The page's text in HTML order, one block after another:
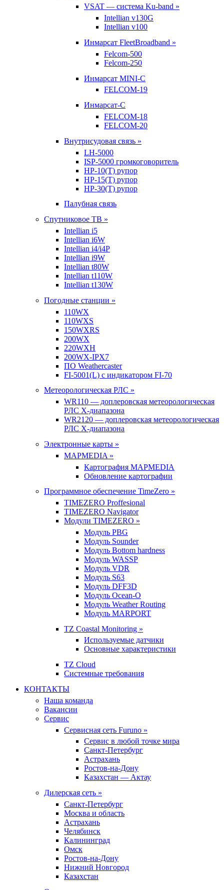
VSAT — система Ku-band »
Intellian v130G
Intellian v100
Инмарсат FleetBroadband »
Felcom-500
Felcom-250
Инмарсат MINI-C
FELCOM-19
Инмарсат-С
FELCOM-18
FELCOM-20
Внутрисудовая связь »
LH-5000
ISP-5000 громкоговоритель
HP-10(T) рупор
HP-15(T) рупор
HP-30(T) рупор
Палубная связь
Спутниковое ТВ »
Intellian i5
Intellian i6W
Intellian i4/i4P
Intellian i9W
Intellian t80W
Intellian t110W
Intellian t130W
Погодные станции »
110WX
110WXS
150WXRS
200WX
220WXH
200WX-IPX7
ПО Weathercaster
FI-5001(L) с индикатором FI-70
Метеорологическая РЛС »
WR110 — доплеровская метеорологическая
РЛС X-диапазона
WR2120 — доплеровская метеорологическая
РЛС X-диапазона
Электронные карты »
MAPMEDIA »
Картография MAPMEDIA
Обновление картографии
Программное обеспечение TimeZero »
TIMEZERO Proffesional
TIMEZERO Navigator
Модули TIMEZERO »
Модуль PBG
Модуль Sounder
Модуль Bottom hardness
Модуль WASSP
Модуль VDR
Модуль S63
Модуль DFF3D
Модуль Ocean-O
Модуль Weather Routing
Модуль MARPORT
TZ Coastal Monitoring »
Используемые датчики
Основные характеристики
TZ Cloud
Системные требования
КОНТАКТЫ
Наша команда
Вакансии
Сервис
Сервисная сеть Furuno »
Сервис в любой точке мира
Санкт-Петербург
Астрахань
Ростов-на-Дону
Казахстан — Актау
Дилерская сеть »
Санкт-Петербург
Москва и область
Астрахань
Челябинск
Калининград
Омск
Ростов-на-Дону
Нижний Новгород
Казахстан